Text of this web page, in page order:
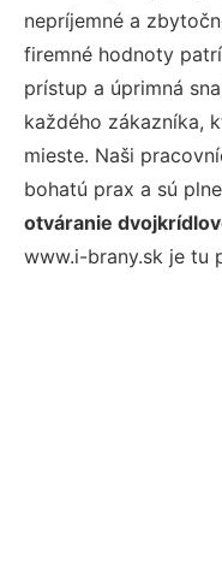
nepríjemné a
firemné hodnoty
prístup a úprimná
každého zákazníka,
mieste. Naši
bohatú prax a sú
otváranie
www.i-brany.sk je tu